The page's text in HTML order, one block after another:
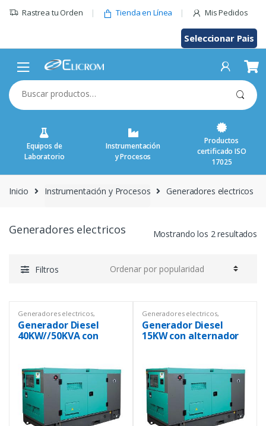
Rastrea tu Orden Tienda en Línea Mis Pedidos
Seleccionar Pais
Buscar
por:
Equipos de
Laboratorio
Instrumentación
y Procesos
Productos
certificado ISO
17025
Inicio Instrumentación y Procesos Generadores electricos
Generadores electricos Mostrando los 2 resultados
Filtros
Generadores electricos,
Instrumentación y Procesos
Generador Diesel
40KW//50KVA con
controlador
inteligente y ATS
110/220 VAC 60HZ,
trifásico, 1800 RPM
Generadores electricos,
Instrumentación y Procesos
Generador Diesel
15KW con alternador
automática incluida,
110/220 VAC 60HZ
trifásico, 1800 RPM